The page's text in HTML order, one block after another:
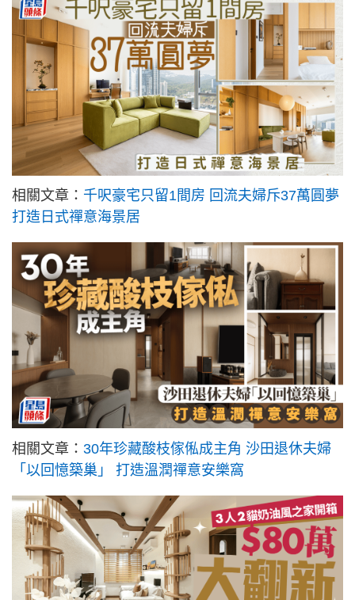
相關文章： 千呎豪宅只留1間房 回流夫婦斥37萬圓夢
打造日式禪意海景居
相關文章： 30年珍藏酸枝傢俬成主角 沙田退休夫婦
「以回憶築巢」 打造溫潤禪意安樂窩